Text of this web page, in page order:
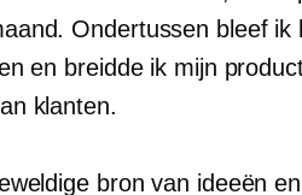
Ondertussen bleef ik
en breidde ik mijn
klanten.
bron van ideeën